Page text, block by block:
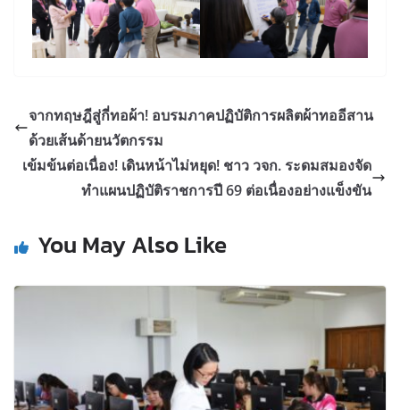
จากทฤษฎีสู่กี่ทอผ้า! อบรมภาคปฏิบัติการผลิตผ้าทออีสาน
ด้วยเส้นด้ายนวัตกรรม
เข้มข้นต่อเนื่อง! เดินหน้าไม่หยุด! ชาว วจก. ระดมสมองจัด
ทำแผนปฏิบัติราชการปี 69 ต่อเนื่องอย่างแข็งขัน
You May Also Like